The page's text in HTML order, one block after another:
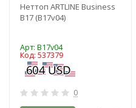
Неттоп ARTLINE Business
B17 (B17v04)
Арт: B17v04
Код: 537379
0